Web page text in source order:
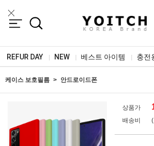
REFUR DAY NEW 베스트 아이템 충전
케이스 보호필름 안드로이드폰
상품가
배송비